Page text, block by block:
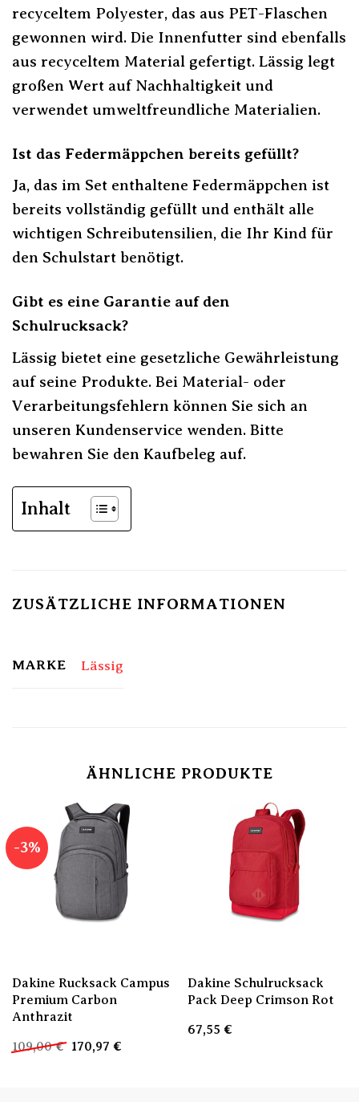
recyceltem Polyester, das aus PET-Flaschen
gewonnen wird. Die Innenfutter sind ebenfalls
aus recyceltem Material gefertigt. Lässig legt
großen Wert auf Nachhaltigkeit und
verwendet umweltfreundliche Materialien.
Ist das Federmäppchen bereits gefüllt?
Ja, das im Set enthaltene Federmäppchen ist
bereits vollständig gefüllt und enthält alle
wichtigen Schreibutensilien, die Ihr Kind für
den Schulstart benötigt.
Gibt es eine Garantie auf den
Schulrucksack?
Lässig bietet eine gesetzliche Gewährleistung
auf seine Produkte. Bei Material- oder
Verarbeitungsfehlern können Sie sich an
unseren Kundenservice wenden. Bitte
bewahren Sie den Kaufbeleg auf.
Inhalt
ZUSÄTZLICHE INFORMATIONEN
MARKE Lässig
ÄHNLICHE PRODUKTE
-3%
Dakine Rucksack Campus
Premium Carbon
Anthrazit
109,00€ Ursprünglicher
170,97 €Aktueller
Dakine Schulrucksack
Pack Deep Crimson Rot
67,55 €